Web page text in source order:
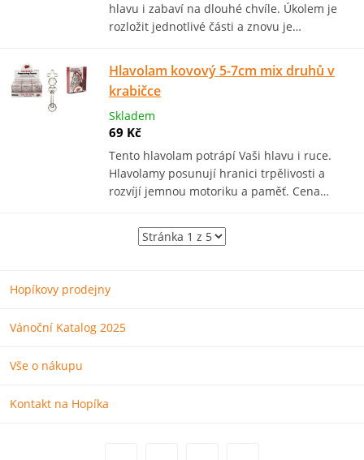
hlavu i zabaví na dlouhé chvíle. Úkolem je
rozložit jednotlivé části a znovu je…
Hlavolam kovový 5-7cm mix druhů v
krabičce
Skladem
69 Kč
Tento hlavolam potrápí Vaši hlavu i ruce.
Hlavolamy posunují hranici trpělivosti a
rozvíjí jemnou motoriku a paměť. Cena…
Hopíkovy prodejny
Vánoční Katalog 2025
Vše o nákupu
Kontakt na Hopíka